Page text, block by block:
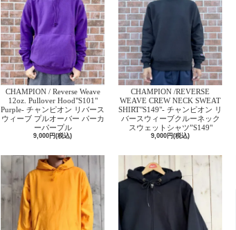
CHAMPION / Reverse Weave
12oz. Pullover Hood"S101"
Purple- チャンピオン リバース
ウィーブ プルオーバー パーカ
ーパープル
9,000円(税込)
CHAMPION /REVERSE
WEAVE CREW NECK SWEAT
SHIRT"S149"- チャンピオン リ
バースウィーブクルーネック
スウェットシャツ”S149"
9,000円(税込)